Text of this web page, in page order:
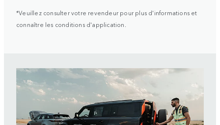
*Veuillez consulter votre revendeur pour plus d'informations et
connaître les conditions d'application.